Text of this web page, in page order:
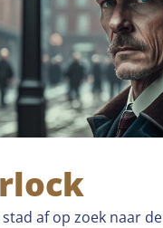
af op zoek naar de